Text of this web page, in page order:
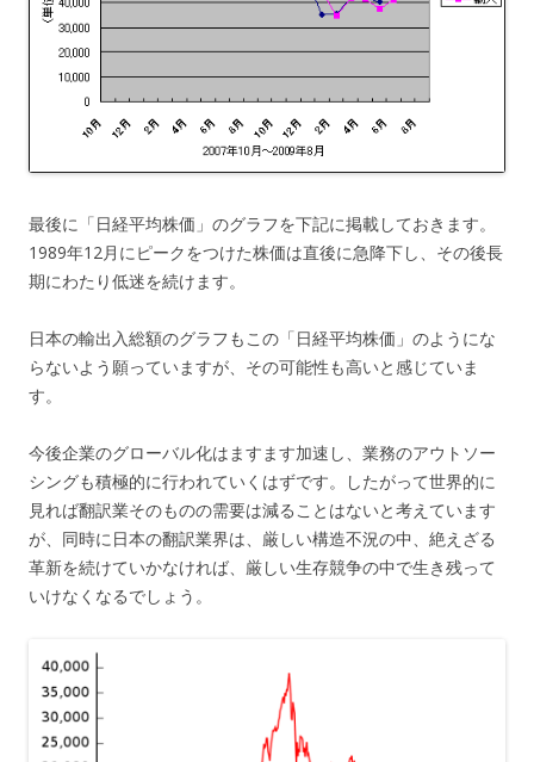
最後に「日経平均株価」のグラフを下記に掲載しておきます。
1989年12月にピークをつけた株価は直後に急降下し、その後長
期にわたり低迷を続けます。
日本の輸出入総額のグラフもこの「日経平均株価」のようにな
らないよう願っていますが、その可能性も高いと感じていま
す。
今後企業のグローバル化はますます加速し、業務のアウトソー
シングも積極的に行われていくはずです。したがって世界的に
見れば翻訳業そのものの需要は減ることはないと考えています
が、同時に日本の翻訳業界は、厳しい構造不況の中、絶えざる
革新を続けていかなければ、厳しい生存競争の中で生き残って
いけなくなるでしょう。